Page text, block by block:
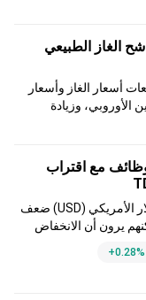
الغاز الطبيعي
أسعار الغاز وأسعار
الأوروبي، وزيادة
على الصادرات
مع اقتراب
يلاحظ استراتيجيون في TD Securities أن الدولار الأمريكي (USD) ضعف
يرون أن الانخفاض
+0.28%